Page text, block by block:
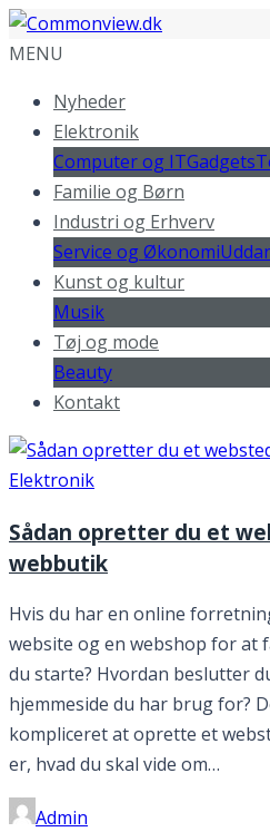
MENU
Nyheder
Elektronik
Computer og ITGadgets
Familie og Børn
Industri og Erhverv
Service og Økonomi
Kunst og kultur
Musik
Tøj og mode
Beauty
Kontakt
Elektronik
Sådan opretter du et
webbutik
Hvis du har en online
website og en webshop for at
du starte? Hvordan beslutter
hjemmeside du har brug for?
kompliceret at oprette et
er, hvad du skal vide om…
Admin